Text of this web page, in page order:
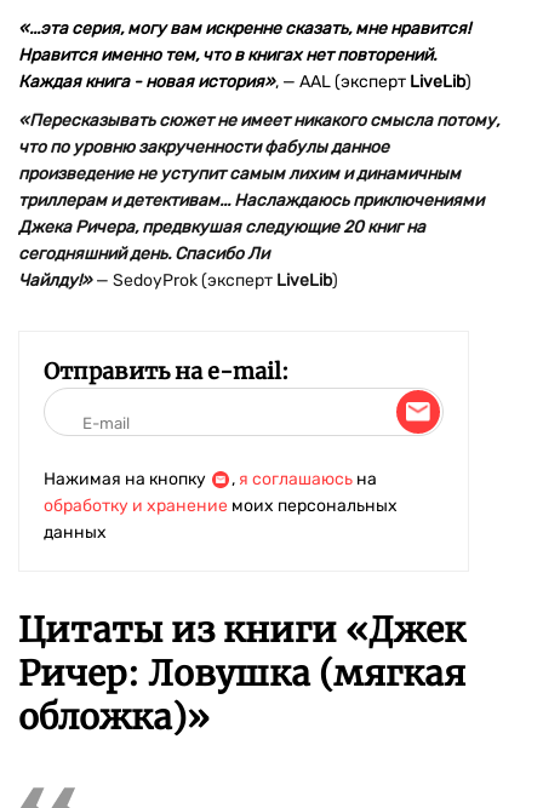
«...эта серия, могу вам искренне сказать, мне нравится!
Нравится именно тем, что в книгах нет повторений.
Каждая книга - новая история», — AAL (эксперт LiveLib)
«Пересказывать сюжет не имеет никакого смысла потому,
что по уровню закрученности фабулы данное
произведение не уступит самым лихим и динамичным
триллерам и детективам... Наслаждаюсь приключениями
Джека Ричера, предвкушая следующие 20 книг на
сегодняшний день. Спасибо Ли
Чайлду!»— SedoyProk (эксперт LiveLib)
Отправить на e-mail:
Нажимая на кнопку , я соглашаюсь на
обработку и хранение моих персональных
данных
Цитаты из книги «Джек
Ричер: Ловушка (мягкая
обложка)»